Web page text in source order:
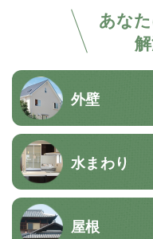
あな
外壁
水まわり
屋根